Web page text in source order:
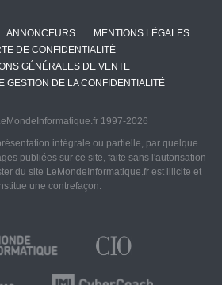
ANNONCEURS
MENTIONS LÉGALES
DE CONFIDENTIALITÉ
GÉNÉRALES DE VENTE
GESTION DE LA CONFIDENTIALITÉ
1997-2026
intégrale ou partielle, par quelque
publiées sur ce site, faite sans l'autorisation
du site LeMondeInformatique.fr est illicite et
une contrefaçon.